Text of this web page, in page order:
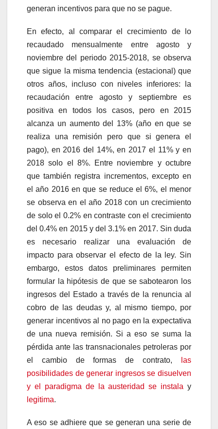
generan incentivos para que no se pague.
En efecto, al comparar el crecimiento de lo
recaudado mensualmente entre agosto y
noviembre del periodo 2015-2018, se observa
que sigue la misma tendencia (estacional) que
otros años, incluso con niveles inferiores: la
recaudación entre agosto y septiembre es
positiva en todos los casos, pero en 2015
alcanza un aumento del 13% (año en que se
realiza una remisión pero que si genera el
pago), en 2016 del 14%, en 2017 el 11% y en
2018 solo el 8%. Entre noviembre y octubre
que también registra incrementos, excepto en
el año 2016 en que se reduce el 6%, el menor
se observa en el año 2018 con un crecimiento
de solo el 0.2% en contraste con el crecimiento
del 0.4% en 2015 y del 3.1% en 2017. Sin duda
es necesario realizar una evaluación de
impacto para observar el efecto de la ley. Sin
embargo, estos datos preliminares permiten
formular la hipótesis de que se sabotearon los
ingresos del Estado a través de la renuncia al
cobro de las deudas y, al mismo tiempo, por
generar incentivos al no pago en la expectativa
de una nueva remisión. Si a eso se suma la
pérdida ante las transnacionales petroleras por
el cambio de formas de contrato,
las
posibilidades de generar ingresos se disuelven
y el paradigma de la austeridad se instala y
legitima.
A eso se adhiere que se generan una serie de